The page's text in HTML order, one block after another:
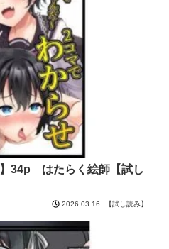
34p はたらく絵師【試し
2026.03.16 【試し読み】